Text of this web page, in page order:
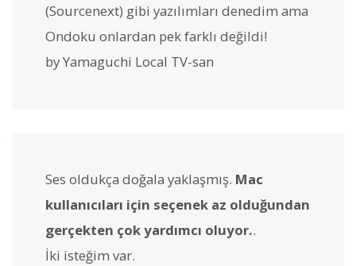
(Sourcenext) gibi yazılımları denedim ama
Ondoku onlardan pek farklı değildi!
by Yamaguchi Local TV-san
Ses oldukça doğala yaklaşmış. Mac
kullanıcıları için seçenek az olduğundan
gerçekten çok yardımcı oluyor..
İki isteğim var.